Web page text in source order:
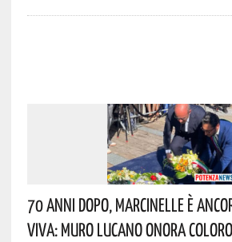
70 Anni Dopo, Marcinelle È
Viva: Muro Lucano Onora